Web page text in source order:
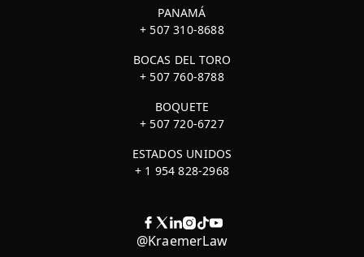
PANAMÁ
+ 507 310-8688
BOCAS DEL TORO
+ 507 760-8788
BOQUETE
+ 507 720-6727
ESTADOS UNIDOS
+ 1 954 828-2968
@KraemerLaw